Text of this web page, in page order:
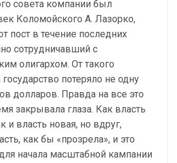
совета компании был
Коломойского А. Лазорко,
пост в течение последних
сотрудничавший с
олигархом. От такого
потеряло не одну
долларов. Правда на все это
закрывала глаза. Как власть
и власть новая, но вдруг,
как бы «прозрела», и это
начала масштабной кампании